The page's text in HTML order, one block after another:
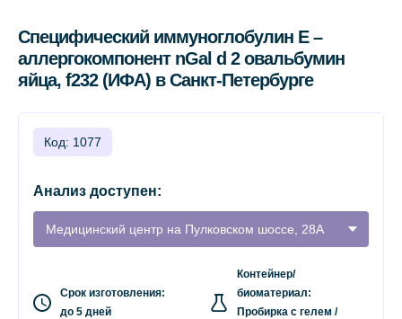
Специфический иммуноглобулин Е –
аллергокомпонент nGal d 2 овальбумин
яйца, f232 (ИФА) в Санкт-Петербурге
Код: 1077
Анализ доступен:
Медицинский центр на Пулковском шоссе, 28А
Срок изготовления:
до 5 дней
Контейнер/
биоматериал:
Пробирка с гелем /